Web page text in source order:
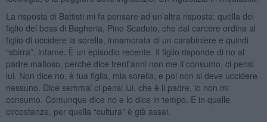
La risposta di Battisti mi fa pensare ad un’altra risposta: quella del
figlio del boss di Bagheria, Pino Scaduto, che dal carcere ordina al
figlio di uccidere la sorella, innamorata di un carabiniere e quindi
“sbirra”, infame. È un episodio recente. Il figlio risponde di no al
padre mafioso, perché dice trent’anni non me li consumo, ci pensi
lui. Non dice no, è tua figlia, mia sorella, e poi non si deve uccidere
nessuno. Dice semmai ci pensi lui, che è il padre, io non mi
consumo. Comunque dice no e lo dice in tempo. E in quelle
circostanze, per quella “cultura” è già assai.